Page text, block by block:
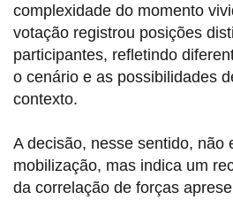
complexidade do momento
votação registrou posições
participantes, refletindo
o cenário e as possibilidades
contexto.
A decisão, nesse sentido, não
mobilização, mas indica um
da correlação de forças